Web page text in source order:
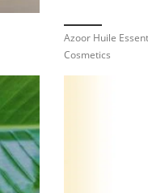
Azoor Huile
Cosmetics